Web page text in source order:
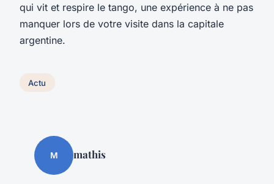
qui vit et respire le tango, une expérience à ne pas
manquer lors de votre visite dans la capitale
argentine.
Actu
M mathis